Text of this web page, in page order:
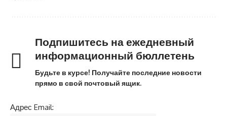
Подпишитесь на ежедневный
информационный бюллетень
Будьте в курсе! Получайте последние новости
прямо в свой почтовый ящик.
Адрес Email: